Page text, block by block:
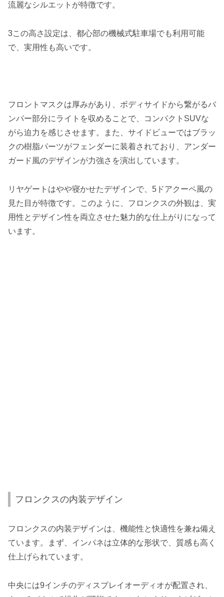
流麗なシルエットが特徴です。
3この高さ設定は、都心部の機械式駐車場でも利用可能
で、実用性も高いです。
フロントマスクは厚みがあり、ボディサイドから繋がるバ
ンパー部分にライトを収めることで、コンパクトSUVな
がら迫力を感じさせます。また、サイドビューではブラッ
クの樹脂パーツがフェンダーに装着されており、アンダー
ガード風のデザインが力強さを演出しています。
リヤゲートはやや寝かせたデザインで、5ドアクーペ風の
見た目が特徴です。このように、フロンクスの外観は、実
用性とデザイン性を両立させた魅力的な仕上がりになって
います。
フロンクスの内装デザイン
フロンクスの内装デザインは、機能性と快適性を兼ね備え
ています。まず、インパネは立体的な形状で、質感も高く
仕上げられています。
中央には9インチのディスプレイオーディオが配置され、